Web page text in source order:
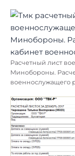
Расчетный лист
Минобороны.
военнослужащего